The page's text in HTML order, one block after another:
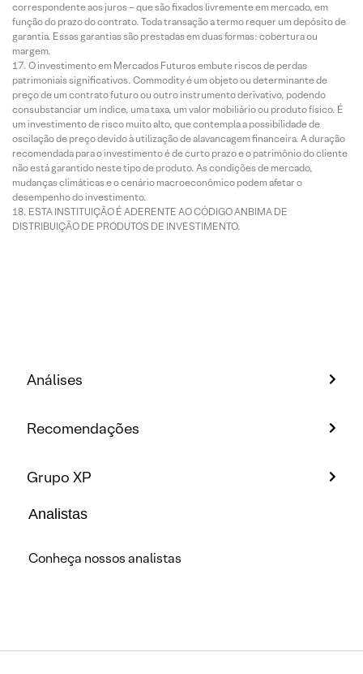
correspondente aos juros – que são fixados livremente em mercado, em
função do prazo do contrato. Toda transação a termo requer um depósito de
garantia. Essas garantias são prestadas em duas formas: cobertura ou
margem.
O investimento em Mercados Futuros embute riscos de perdas
patrimoniais significativos. Commodity é um objeto ou determinante de
preço de um contrato futuro ou outro instrumento derivativo, podendo
consubstanciar um índice, uma taxa, um valor mobiliário ou produto físico. É
um investimento de risco muito alto, que contempla a possibilidade de
oscilação de preço devido à utilização de alavancagem financeira. A duração
recomendada para o investimento é de curto prazo e o patrimônio do cliente
não está garantido neste tipo de produto. As condições de mercado,
mudanças climáticas e o cenário macroeconômico podem afetar o
desempenho do investimento.
ESTA INSTITUIÇÃO É ADERENTE AO CÓDIGO ANBIMA DE
DISTRIBUIÇÃO DE PRODUTOS DE INVESTIMENTO.
Análises
Recomendações
Grupo XP
Analistas
Conheça nossos analistas